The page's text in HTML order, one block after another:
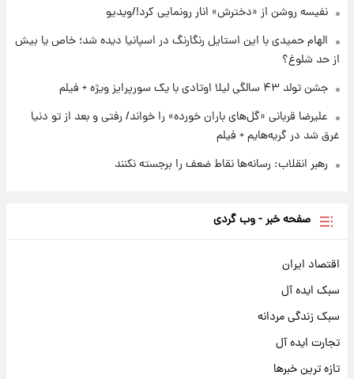
نفیسه روشن از «دخترش» انار رونمایی کرد!/ویدیو
الهام حمیدی با این استایل رنگارنگ در اسپانیا دیده شد؛ خاص یا بیش
از حد شلوغ؟
جشن تولد ۴۳ سالگی لیلا اوتادی با یک سورپرایز ویژه + فیلم
علیرضا قربانی «گل‌های باران خورده» را خواند/ رفتی و بعد از تو دنیا
غرق شد در گریه‌هایم + فیلم
رهبر انقلاب: رسانه‌ها نقاط ضعف را برجسته نکنند
صفحه خبر - وب گردی
اقتصاد ایران
سبک ایده آل
سبک زندگی مردانه
تجارت ایده آل
تازه ترین خبرها